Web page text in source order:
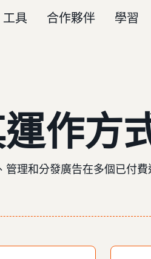
工具 合作夥伴 學習
作方
理和分發廣告在多個已付費